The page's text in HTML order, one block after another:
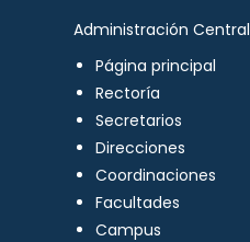
Administración Central
Página principal
Rectoría
Secretarios
Direcciones
Coordinaciones
Facultades
Campus